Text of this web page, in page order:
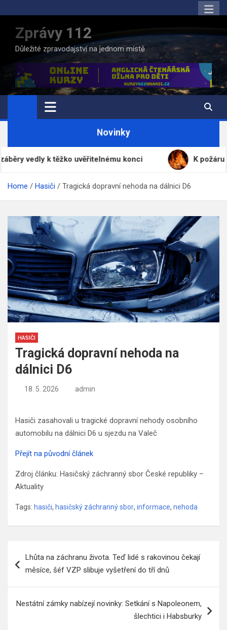
to
contentZprávy 112
Důležité zpravodajství na jednom místě
Novinky
k těžko uvěřitelnému konci K požáru v
Home Hasiči Tragická dopravní nehoda na dálnici D6
HASIČI
Tragická dopravní nehoda na
dálnici D6
18. 5. 2026 admin
Hasiči zasahovali u tragické dopravní nehody osobního
automobilu na dálnici D6 u sjezdu na Valeč
Přejít na původní článek
Zdroj článku: Hasičský záchranný sbor České republiky –
Aktuality
Tags: hasiči, hasičský záchranný sbor, informace, nehoda
proLhůta na záchranu života. Teď lidé s rakovinou čekají
měsíce, šéf VZP slibuje vyšetření do tří dnů
Nestátní zámky nabízejí novinky: Setkání s Napoleonem,
šlechtici i Habsburky